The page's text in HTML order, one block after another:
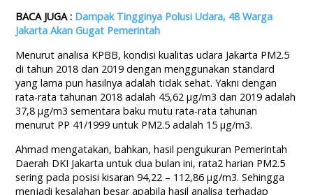
BACA JUGA : Dampak Tingginya Polusi Udara, 48 Warga
Jakarta Akan Gugat Pemerintah
Menurut analisa KPBB, kondisi kualitas udara Jakarta PM2.5
di tahun 2018 dan 2019 dengan menggunakan standard
yang lama pun hasilnya adalah tidak sehat. Yakni dengan
rata-rata tahunan 2018 adalah 45,62 µg/m3 dan 2019 adalah
37,8 µg/m3 sementara baku mutu rata-rata tahunan
menurut PP 41/1999 untuk PM2.5 adalah 15 µg/m3.
Ahmad mengatakan, bahkan, hasil pengukuran Pemerintah
Daerah DKI Jakarta untuk dua bulan ini, rata2 harian PM2.5
sering pada posisi kisaran 94,22 – 112,86 µg/m3. Sehingga
menjadi kesalahan besar apabila hasil analisa terhadap